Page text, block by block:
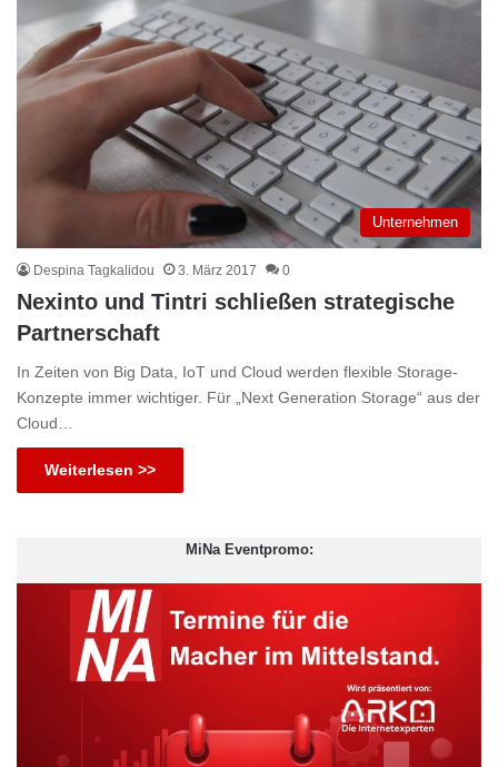
Unternehmen
Despina Tagkalidou 3. März 2017 0
Nexinto und Tintri schließen strategische
Partnerschaft
In Zeiten von Big Data, IoT und Cloud werden flexible Storage-
Konzepte immer wichtiger. Für „Next Generation Storage“ aus der
Cloud…
Weiterlesen >>
MiNa Eventpromo: